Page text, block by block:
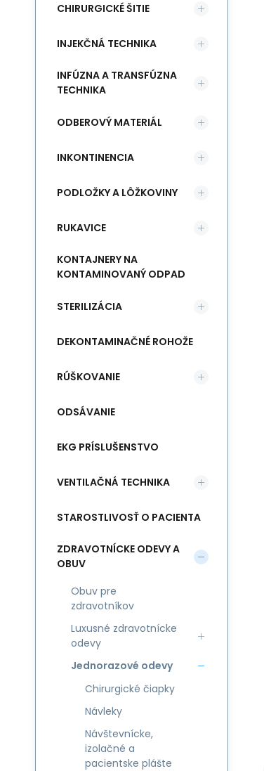
CHIRURGICKÉ ŠITIE
INJEKČNÁ TECHNIKA
INFÚZNA A TRANSFÚZNA
TECHNIKA
ODBEROVÝ MATERIÁL
INKONTINENCIA
PODLOŽKY A LÔŽKOVINY
RUKAVICE
KONTAJNERY NA
KONTAMINOVANÝ ODPAD
STERILIZÁCIA
DEKONTAMINAČNÉ ROHOŽE
RÚŠKOVANIE
ODSÁVANIE
EKG PRÍSLUŠENSTVO
VENTILAČNÁ TECHNIKA
STAROSTLIVOSŤ O PACIENTA
ZDRAVOTNÍCKE ODEVY A
OBUV
Obuv pre
zdravotníkov
Luxusné zdravotnícke
odevy
Jednorazové odevy
Chirurgické čiapky
Návleky
Návštevnícke,
izolačné a
pacientske plášte